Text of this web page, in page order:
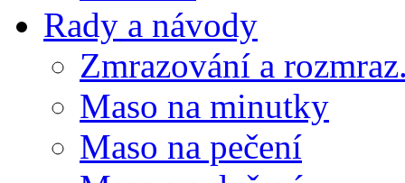
Rady a návody
Zmrazování a
Maso na minutky
Maso na pečení